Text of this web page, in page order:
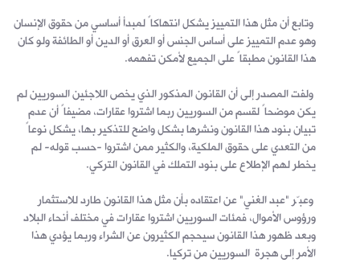
وتابع أن مثل هذا التمييز يشكل انتهاكاً لمبدأ أساسي من حقوق الإنسان
وهو عدم التمييز على أساس الجنس أو العرق أو الدين أو الطائفة ولو كان
هذا القانون مطبقاً على الجميع لأمكن تفهمه.
ولفت المصدر إلى أن القانون المذكور الذي يخص اللاجئين السوريين لم
يكن موضحاً لقسم من السوريين ربما اشتروا عقارات، مضيفاً أن عدم
تبيان بنود هذا القانون ونشرها بشكل واضح للتذكير بها، يشكل نوعاً
من التعدي على حقوق الملكية، والكثير ممن اشتروا -حسب قوله- لم
يخطر لهم الإطلاع على بنود التملك في القانون التركي.
وعبّر "عبد الغني" عن اعتقاده بأن مثل هذا القانون طارد للاستثمار
ورؤوس الأموال، فمئات السوريين اشتروا عقارات في مختلف أنحاء البلاد
وبعد ظهور هذا القانون سيحجم الكثيرون عن الشراء وربما يؤدي هذا
الأمر إلى هجرة السوريين من تركيا.